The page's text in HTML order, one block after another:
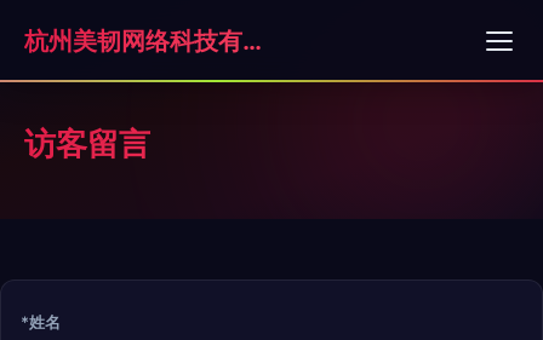
杭州美韧网络科技有限公司
访客留言
*姓名